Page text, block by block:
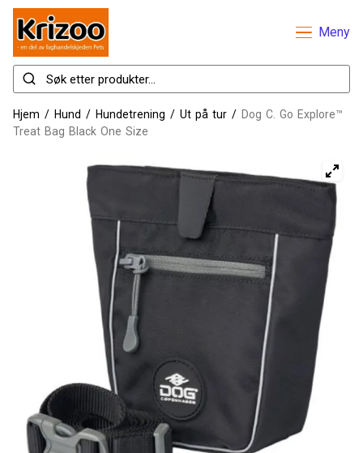
Meny
Hjem / Hund / Hundetrening / Ut på tur / Dog C. Go Explore™
Treat Bag Black One Size